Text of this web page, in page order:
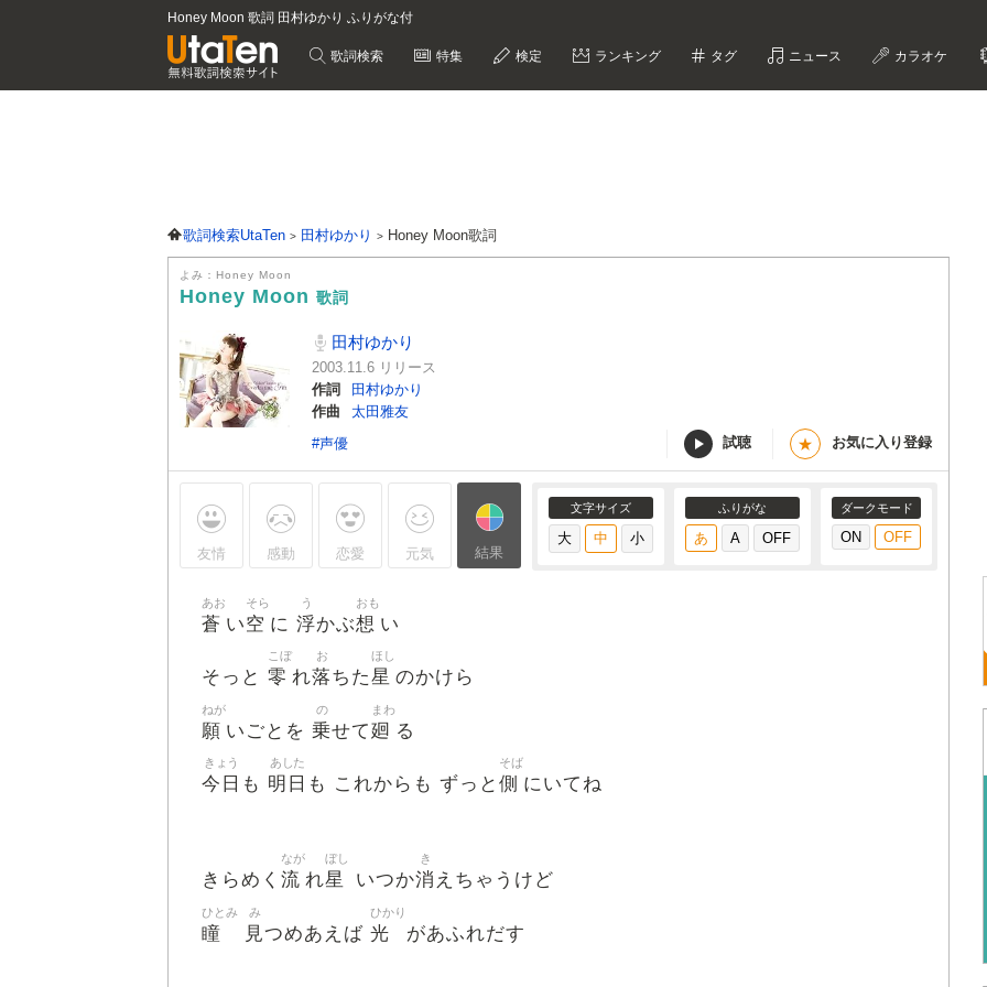
Honey Moon 歌詞 田村ゆかり ふりがな付
歌詞検索 特集 検定 ランキング タグ ニュース カラオケ
歌詞検索UtaTen 田村ゆかり Honey Moon歌詞
よみ：Honey Moon
Honey Moon 歌詞
田村ゆかり
2003.11.6 リリース
作詞
田村ゆかり
作曲
太田雅友
#声優
試聴 ★ お気に入り登録
友情 感動 恋愛 元気 結果
文字サイズ ふりがな ダークモード
蒼
あお
い空
そら
に 浮
う
かぶ想
おも
い
そっと 零
こぼ
れ落
お
ちた星
ほし
のかけら
願
ねが
いごとを 乗
の
せて廻
まわ
る
今日
きょう
も 明日
あした
も これからも ずっと 側
そば
にいてね
きらめく 流
なが
れ星
ぼし
いつか消
き
えちゃうけど
瞳
ひとみ
見
み
つめあえば 光
ひかり
があふれだす